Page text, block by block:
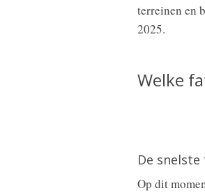
terreinen en
2025.
Welke
De
Op dit